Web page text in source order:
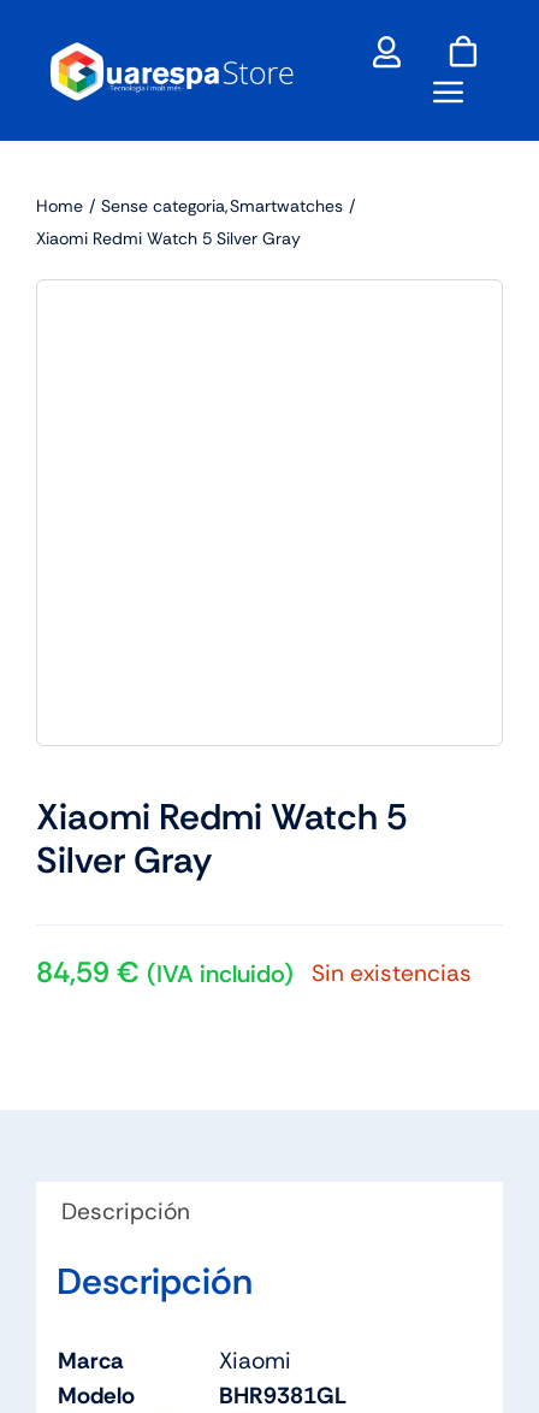
content
Home Sense categoria Smartwatches
Xiaomi Redmi Watch 5 Silver Gray
Xiaomi Redmi Watch 5
Silver Gray
84,59 € (IVA incluido) Sin existencias
Descripción
Descripción
Marca
Xiaomi
Modelo
BHR9381GL